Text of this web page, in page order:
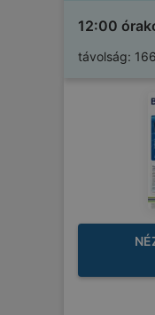
12:00
távolság: